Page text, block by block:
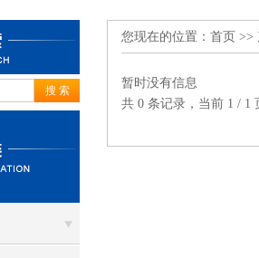
您现在的位置： 首页 >>
暂时没有信息
共 0 条记录，当前 1 /